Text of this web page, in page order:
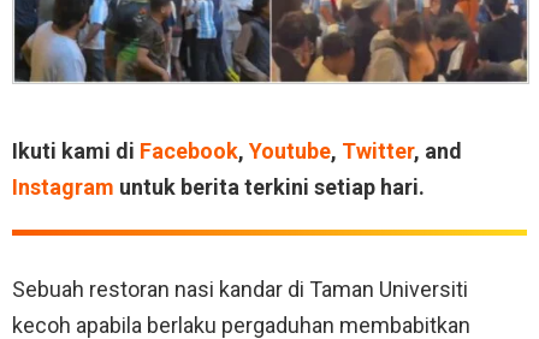
Ikuti kami di Facebook, Youtube, Twitter, and
Instagram untuk berita terkini setiap hari.
Sebuah restoran nasi kandar di Taman Universiti
kecoh apabila berlaku pergaduhan membabitkan